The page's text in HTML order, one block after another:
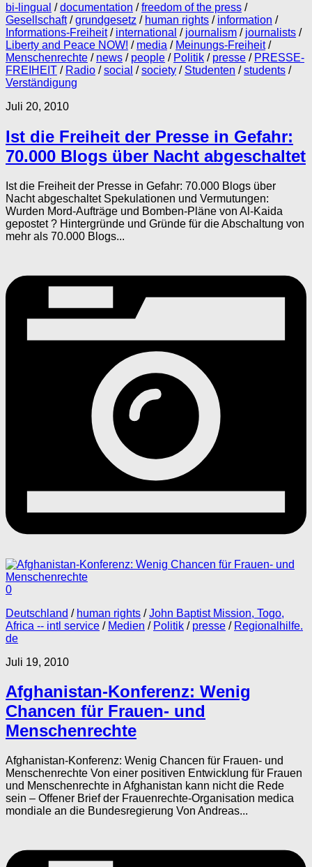
bi-lingual /documentation /freedom of the press /
Gesellschaft/grundgesetz / human rights / information /
Informations-Freiheit/ international / journalism / journalists /
Liberty and Peace NOW! / media / Meinungs-Freiheit/
Menschenrechte / news / people / Politik / presse / PRESSE-
FREIHEIT / Radio /social /society / Studenten /students /
Verständigung
Juli 20, 2010
Ist die Freiheit der Presse in Gefahr:
70.000 Blogs über Nacht abgeschaltet
Ist die Freiheit der Presse in Gefahr: 70.000 Blogs über
Nacht abgeschaltet Spekulationen und Vermutungen:
Wurden Mord-Aufträge und Bomben-Pläne von Al-Kaida
gepostet ? Hintergründe und Gründe für die Abschaltung von
mehr als 70.000 Blogs...
0
Deutschland / human rights /John Baptist Mission, Togo,
Africa -- intl service / Medien / Politik / presse / Regionalhilfe.
de
Juli 19, 2010
Afghanistan-Konferenz: Wenig
Chancen für Frauen- und
Menschenrechte
Afghanistan-Konferenz: Wenig Chancen für Frauen- und
Menschenrechte Von einer positiven Entwicklung für Frauen
und Menschenrechte in Afghanistan kann nicht die Rede
sein – Offener Brief der Frauenrechte-Organisation medica
mondiale an die Bundesregierung Von Andreas...